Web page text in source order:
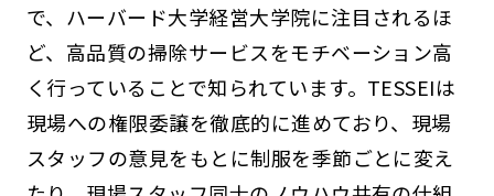
で、ハーバード大学経営大学院に注目されるほ
ど、高品質の掃除サービスをモチベーション高
く行っていることで知られています。TESSEIは
現場への権限委譲を徹底的に進めており、現場
スタッフの意見をもとに制服を季節ごとに変え